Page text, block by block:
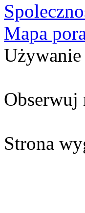
Mapa
Używanie
Obserwuj
Strona